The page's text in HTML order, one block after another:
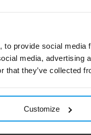
provide social
media, advertising
that they’ve collected
Customize
7 g